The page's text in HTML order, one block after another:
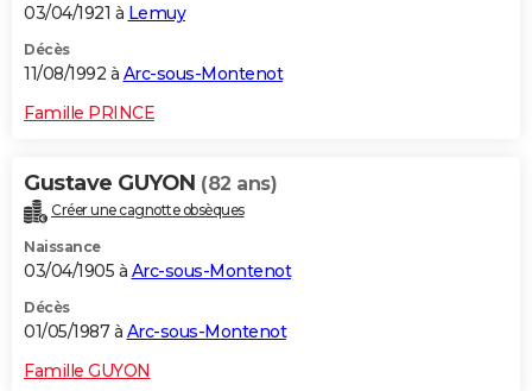
03/04/1921 à Lemuy
Décès
11/08/1992 à Arc-sous-Montenot
Famille PRINCE
Gustave GUYON (82 ans)
Créer une cagnotte obsèques
Naissance
03/04/1905 à Arc-sous-Montenot
Décès
01/05/1987 à Arc-sous-Montenot
Famille GUYON